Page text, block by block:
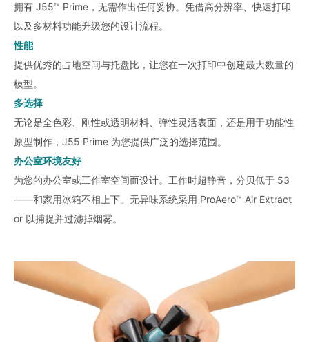
拥有 J55™ Prime，无需作出任何妥协。凭借高分辨率、快速打印
以及多材料功能升级您的设计流程。
性能
提供优秀的占地空间与托盘比，让您在一次打印中创建最大数量的
模型。
多选择
无论是全色彩、刚性或透明材料、弹性灵活表面，还是用于功能性
原型制作，J55 Prime 为您提供广泛的选择范围。
办公室环境友好
为您的办公室或工作室空间而设计。工作时超静音，分贝低于 53
——和家用冰箱不相上下。无异味系统采用 ProAero™ Air Extract
or 以捕捉并过滤掉烟雾。